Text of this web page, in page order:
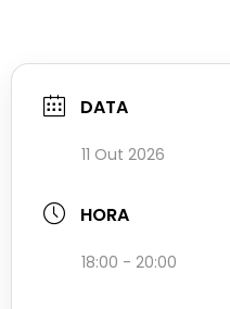
DATA
11 Out 2026
HORA
18:00 - 20:00